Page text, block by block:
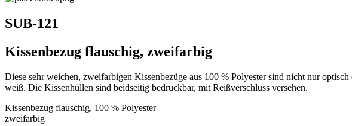
SUB-121
Kissenbezug flauschig, zweifarbig
Diese sehr weichen, zweifarbigen Kissenbezüge aus 100 % Polyester sind nicht nur
weiß. Die Kissenhüllen sind beidseitig bedruckbar, mit Reißverschluss versehen.
Kissenbezug flauschig, 100 % Polyester
zweifarbig